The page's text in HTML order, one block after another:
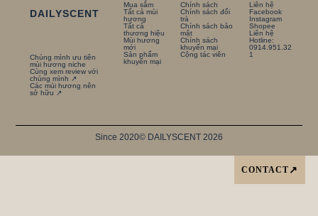
DAILYSCENT
Chúng mình ưu tiên
mùi hương niche
Cùng xem review với
chúng mình ↗
Các mùi hương nên
sở hữu ↗
Mua sắm
Tất cả mùi
hương
Tất cả
thương hiệu
Mùi hương
mới
Sản phẩm
khuyến mại
Chính sách
Chính sách đổi
trà
Chính sách bảo
mật
Chính sách
khuyến mại
Cộng tác viên
Liên hệ
Facebook
Instagram
Shopee
Liên hệ
Hotline:
0914.951.32
1
Since 2020© DAILYSCENT 2026
CONTACT ↗